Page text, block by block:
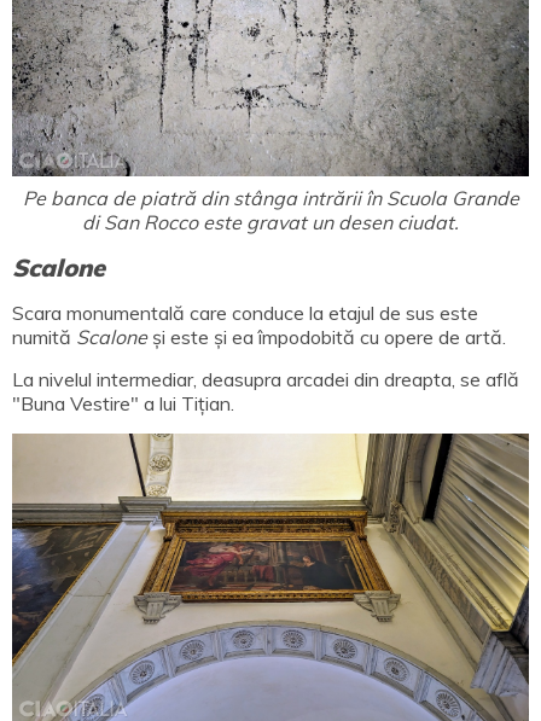
Pe banca de piatră din stânga intrării în Scuola Grande
di San Rocco este gravat un desen ciudat.
Scalone
Scara monumentală care conduce la etajul de sus este
numită Scaloneși este și ea împodobită cu opere de artă.
La nivelul intermediar, deasupra arcadei din dreapta, se află
"Buna Vestire" a lui Tițian.